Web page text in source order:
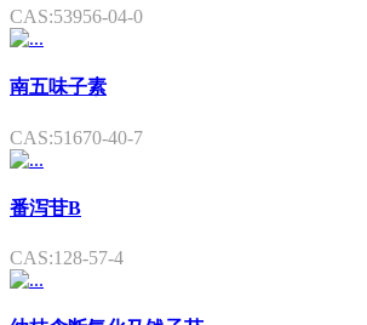
CAS:53956-04-0
南五味子素
CAS:51670-40-7
番泻苷B
CAS:128-57-4